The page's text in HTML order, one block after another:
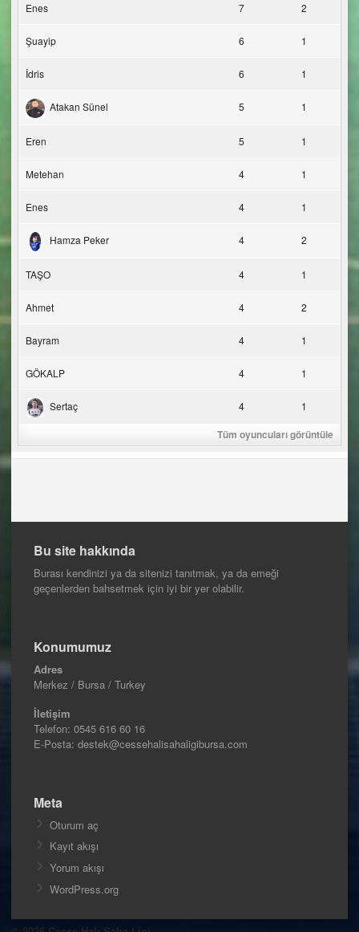
Enes 7 2
Şuayip 6 1
İdris 6 1
Atakan Sünel 5 1
Eren 5 1
Metehan 4 1
Enes 4 1
Hamza Peker 4 2
TAŞO 4 1
Ahmet 4 2
Bayram 4 1
GÖKALP 4 1
Sertaç 4 1
Tüm oyuncuları görüntüle
Bu site hakkında
Burası kendinizi ya da sitenizi tanıtmak, ya da emeği
geçenlerden bahsetmek için iyi bir yer olabilir.
Konumumuz
Adres
Merkez / Bursa / Turkey
İletişim
Telefon: 0545 616 60 16
E-Posta: destek@cessehalisahaligibursa.com
Meta
Oturum aç
Kayıt akışı
Yorum akışı
WordPress.org